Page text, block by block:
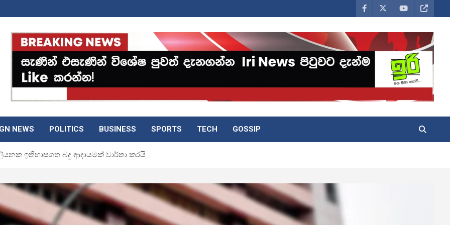
NEWS POLITICS BUSINESS SPORTS TECH GOSSIP
ඉතිහාසගත බදු ආදායමක් වාර්තා කරයි